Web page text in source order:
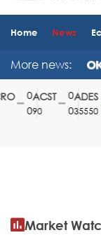
Home News
More news:
ACST
90
ADES
35550
Market